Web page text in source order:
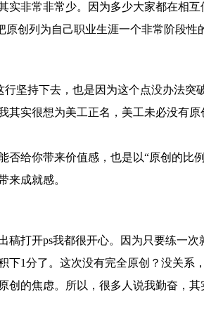
非常非常少。因为多少大家都在相互
创列为自己职业生涯一个非常阶段性
坚持下去，也是因为这个点没办法突
实很想为美工正名，美工未必没有原
你带来价值感，也是以“原创的比例
来成就感。
打开ps我都很开心。因为只要练一次
下1分了。这次没有完全原创？没关系
创的焦虑。所以，很多人说我勤奋，